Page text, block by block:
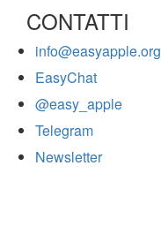
CONTATTI
info@easyapple.org
EasyChat
@easy_apple
Telegram
Newsletter